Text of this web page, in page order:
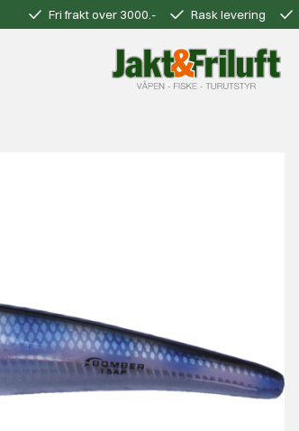
Fri frakt over 3000.- Rask levering